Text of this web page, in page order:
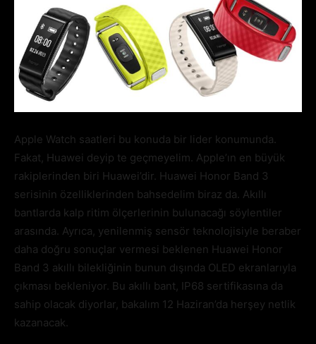
Apple Watch saatleri bu konuda bir lider konumunda.
Fakat, Huawei deyip te geçmeyelim. Apple’ın en büyük
rakiplerinden biri Huawei’dir. Huawei Honor Band 3
serisinin özelliklerinden bahsedelim biraz da. Akıllı
bantlarda kalp ritim ölçerlerinin bulunacağı söylentiler
arasında. Ayrıca, yenilenmiş sensör teknolojisiyle beraber
daha doğru sonuçlar vermesi beklenen Huawei Honor
Band 3 akıllı bilekliğinin bunun dışında OLED ekranlarıyla
çıkması bekleniyor. Bu akıllı bant, IP68 sertifikasına da
sahip olacak diyorlar, bakalım 12 Haziran’da herşey netlik
kazanacak.